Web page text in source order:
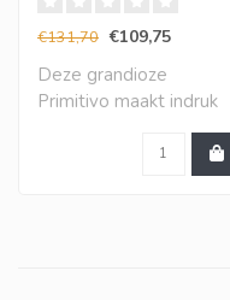
€131,70 €109,75
Deze grandioze
Primitivo maakt indruk
met een vol en zeer in..